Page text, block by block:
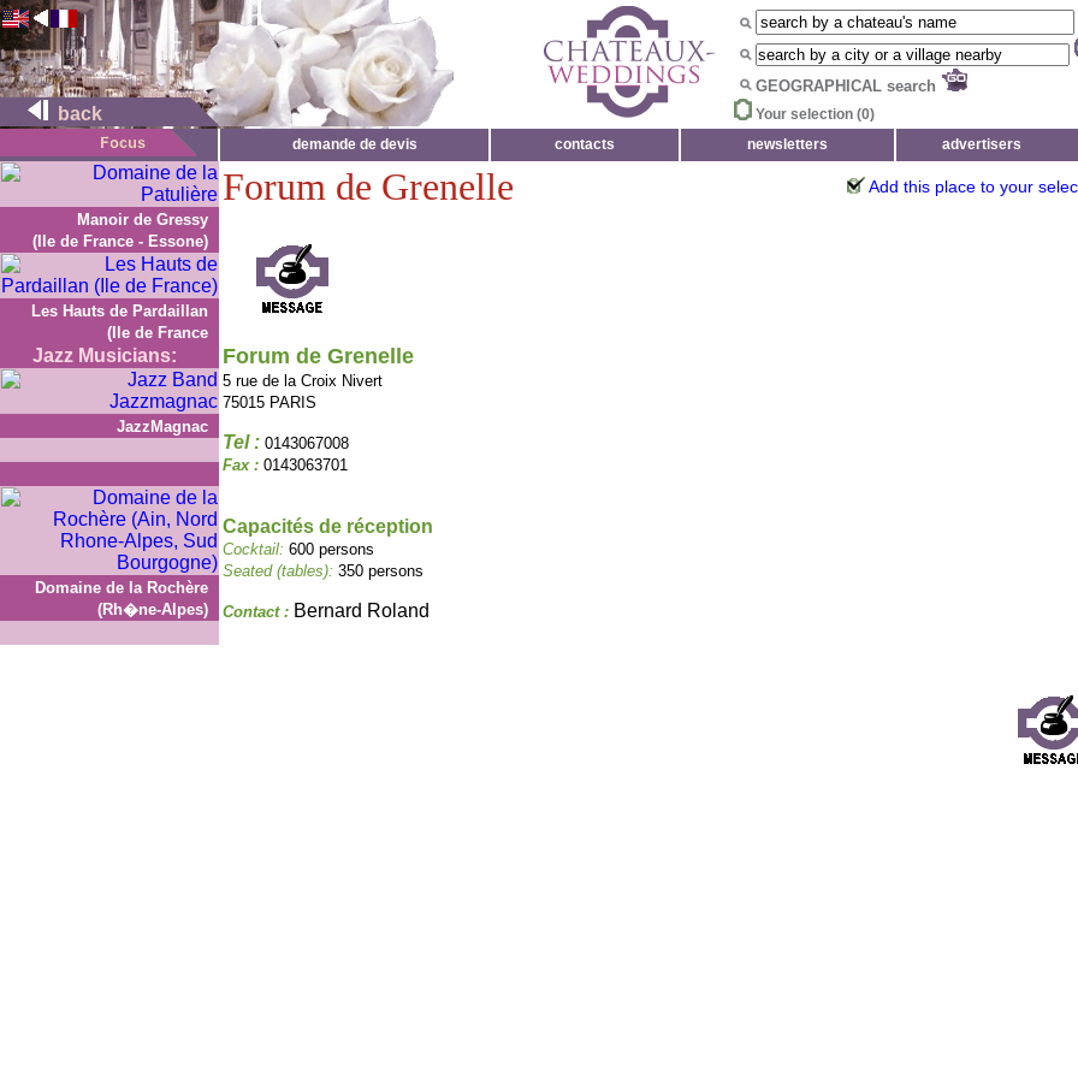
back
GEOGRAPHICAL search
Your selection (0)
demande de devis
contacts newsletters advertisers
Manoir de Gressy
(Ile de France - Essone)
Les Hauts de Pardaillan
(Ile de France
Jazz Musicians:
JazzMagnac
Domaine de la Rochère
(Rh�ne-Alpes)
Forum de Grenelle Add this place to your
Forum de Grenelle
5 rue de la Croix Nivert
75015 PARIS
Tel : 0143067008
Fax : 0143063701
Capacités de réception
Cocktail: 600 persons
Seated (tables): 350 persons
Contact : Bernard Roland